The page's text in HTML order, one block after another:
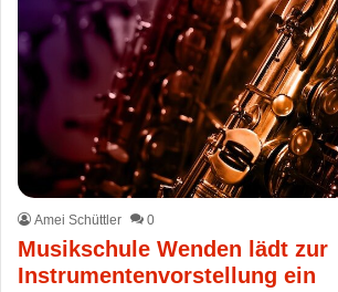
Amei Schüttler 0
Musikschule Wenden lädt zur
Instrumentenvorstellung ein